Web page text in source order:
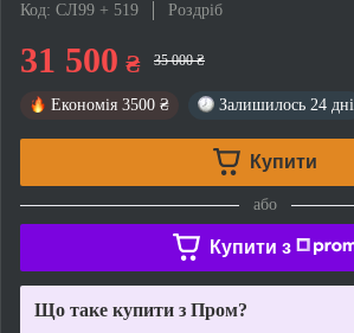
Код: СЛ99 + 519
Роздріб
31 500 ₴ 35 000 ₴
Економія 3500 ₴ Залишилось 24 дні
Купити
або
Купити з
Що таке купити з Пром?